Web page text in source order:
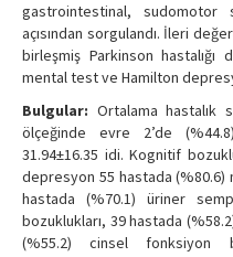
gastrointestinal, sudomotor
açısından sorgulandı. İleri
birleşmiş Parkinson hastalığı
mental test ve Hamilton
Bulgular: Ortalama hastalık
ölçeğinde evre 2’de
31.94±16.35 idi. Kognitif
depresyon 55 hastada (%80.6)
hastada (%70.1) üriner
bozuklukları, 39 hastada
(%55.2) cinsel fonksiyon